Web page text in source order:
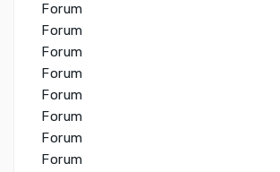
Forum
Forum
Forum
Forum
Forum
Forum
Forum
Forum